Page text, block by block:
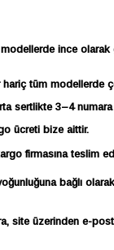
ince olarak
hariç tüm modellerde
sertlikte 3–4
ücreti bize aittir.
firmasına teslim
bağlı
site üzerinden e-